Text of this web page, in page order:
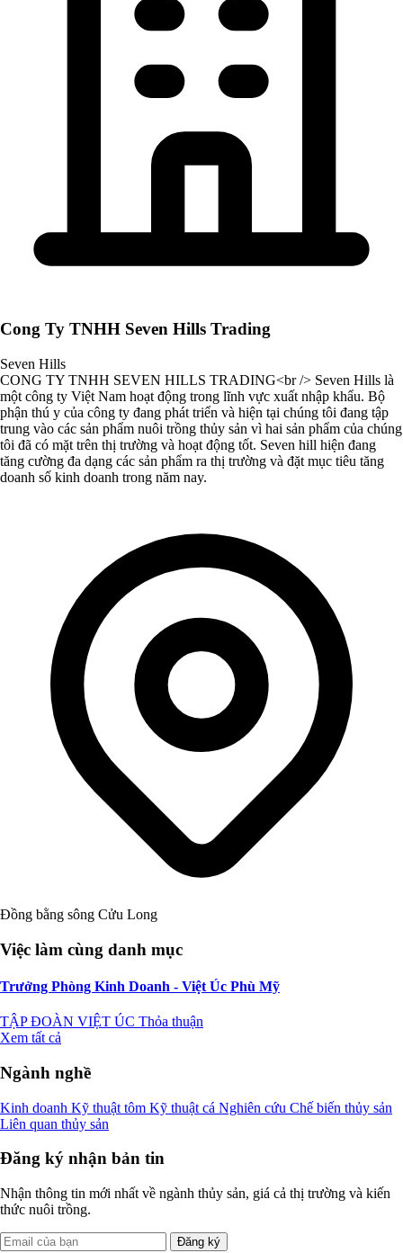
Cong Ty TNHH Seven Hills Trading
Seven Hills
CONG TY TNHH SEVEN HILLS TRADING<br /> Seven Hills là
một công ty Việt Nam hoạt động trong lĩnh vực xuất nhập khẩu. Bộ
phận thú y của công ty đang phát triển và hiện tại chúng tôi đang tập
trung vào các sản phẩm nuôi trồng thủy sản vì hai sản phẩm của chúng
tôi đã có mặt trên thị trường và hoạt động tốt. Seven hill hiện đang
tăng cường đa dạng các sản phẩm ra thị trường và đặt mục tiêu tăng
doanh số kinh doanh trong năm nay.
Đồng bằng sông Cửu Long
Việc làm cùng danh mục
Trưởng Phòng Kinh Doanh - Việt Úc Phù Mỹ
TẬP ĐOÀN VIỆT ÚC Thỏa thuận
Xem tất cả
Ngành nghề
Kinh doanh Kỹ thuật tôm Kỹ thuật cá Nghiên cứu Chế biến thủy sản
Liên quan thủy sản
Đăng ký nhận bản tin
Nhận thông tin mới nhất về ngành thủy sản, giá cả thị trường và kiến
thức nuôi trồng.
Đăng ký